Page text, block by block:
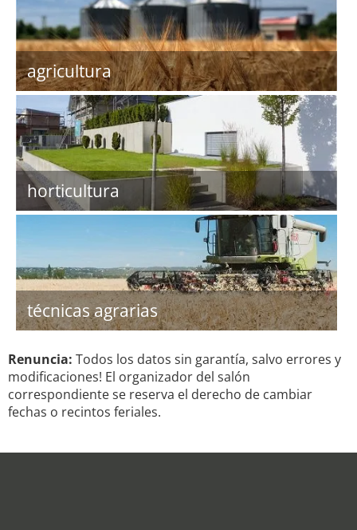
agricultura
horticultura
técnicas agrarias
Renuncia: Todos los datos sin garantía, salvo errores y
modificaciones! El organizador del salón
correspondiente se reserva el derecho de cambiar
fechas o recintos feriales.